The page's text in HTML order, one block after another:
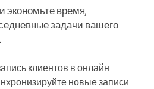
экономьте время,
задачи вашего
клиентов в онлайн
новые записи